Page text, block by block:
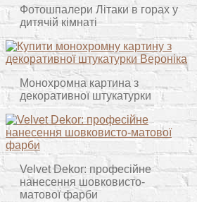
Фотошпалери Літаки в горах у
дитячій кімнаті
Монохромна картина з
декоративної штукатурки
Velvet Dekor: професійне
нанесення шовковисто-
матової фарби